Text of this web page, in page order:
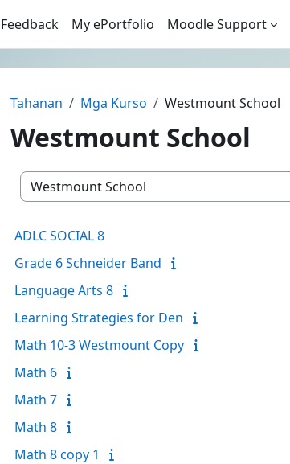
My ePortfolio Moodle Support
Tahanan Mga Kurso Westmount School
Westmount School
Mga kategoriya ng kurso
ADLC SOCIAL 8
Grade 6 Schneider Band
Language Arts 8
Learning Strategies for Den
Math 10-3 Westmount Copy
Math 6
Math 7
Math 8
Math 8 copy 1